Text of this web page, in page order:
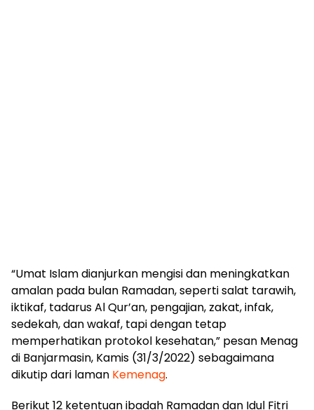
“Umat Islam dianjurkan mengisi dan meningkatkan
amalan pada bulan Ramadan, seperti salat tarawih,
iktikaf, tadarus Al Qur’an, pengajian, zakat, infak,
sedekah, dan wakaf, tapi dengan tetap
memperhatikan protokol kesehatan,” pesan Menag
di Banjarmasin, Kamis (31/3/2022) sebagaimana
dikutip dari laman Kemenag.
Berikut 12 ketentuan ibadah Ramadan dan Idul Fitri